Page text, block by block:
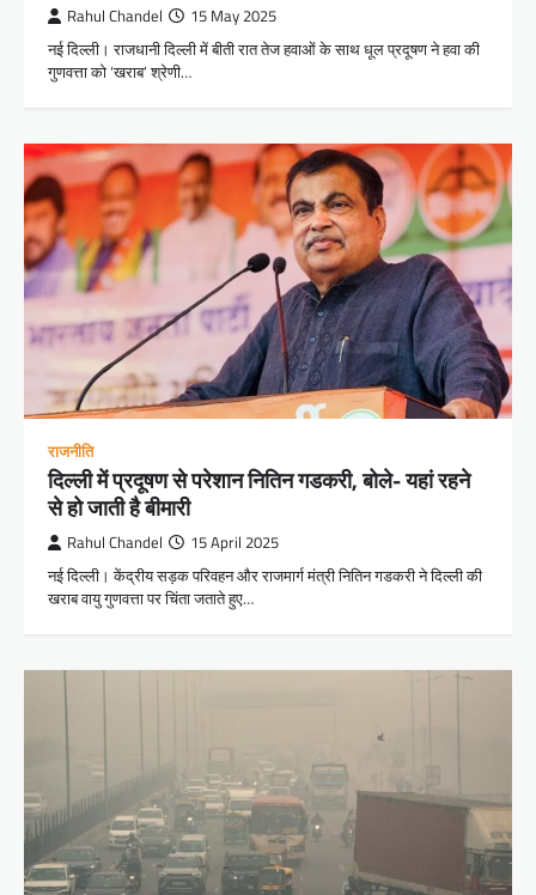
Rahul Chandel 15 May 2025
नई दिल्ली। राजधानी दिल्ली में बीती रात तेज हवाओं के साथ धूल प्रदूषण ने हवा की
गुणवत्ता को ‘खराब’ श्रेणी…
राजनीति
दिल्ली में प्रदूषण से परेशान नितिन गडकरी, बोले- यहां रहने
से हो जाती है बीमारी
Rahul Chandel 15 April 2025
नई दिल्ली। केंद्रीय सड़क परिवहन और राजमार्ग मंत्री नितिन गडकरी ने दिल्ली की
खराब वायु गुणवत्ता पर चिंता जताते हुए…